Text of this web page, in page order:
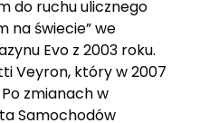
do ruchu ulicznego
na świecie” we
Evo z 2003 roku.
Veyron, który w 2007
zmianach w
Samochodów